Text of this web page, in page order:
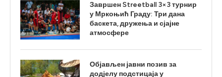
Завршен Streetball 3×3 турнир
у Мркоњић Граду: Три дана
баскета, дружења и сјајне
атмосфере
Објављен јавни позив за
додјелу подстицаја у